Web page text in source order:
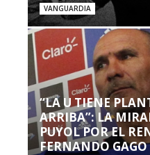
VANGUARDIA
“LA U TIENE
ARRIBA”: LA
PUYOL POR EL
FERNANDO GAGO